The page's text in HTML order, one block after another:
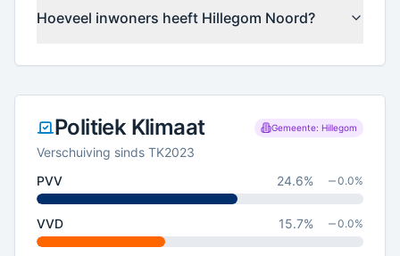
Hoeveel inwoners heeft Hillegom Noord?
Politiek Klimaat Gemeente: Hillegom
Verschuiving sinds TK2023
PVV
24.6% 0.0%
VVD 15.7% 0.0%